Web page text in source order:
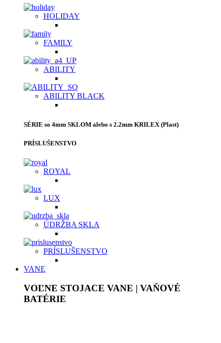
HOLIDAY
FAMILY
ABILITY
ABILITY BLACK
SÉRIE so 4mm SKLOM alebo s 2.2mm KRILEX (Plast)
PRÍSLUŠENSTVO
ROYAL
LUX
ÚDRŽBA SKLA
PRÍSLUŠENSTVO
VANE
VOĽNE STOJACE VANE | VAŇOVÉ
BATÉRIE